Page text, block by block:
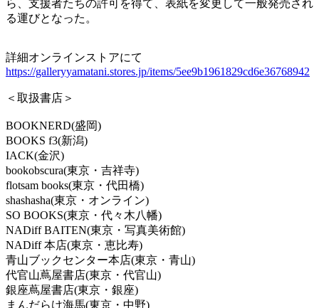
ら、支援者たちの許可を得て、表紙を変更して一般発売され
る運びとなった。
詳細オンラインストアにて
https://galleryyamatani.stores.jp/items/5ee9b1961829cd6e36768942
＜取扱書店＞
BOOKNERD(盛岡)
BOOKS f3(新潟)
IACK(金沢)
bookobscura(東京・吉祥寺)
flotsam books(東京・代田橋)
shashasha(東京・オンライン)
SO BOOKS(東京・代々木八幡)
NADiff BAITEN(東京・写真美術館)
NADiff 本店(東京・恵比寿)
青山ブックセンター本店(東京・青山)
代官山蔦屋書店(東京・代官山)
銀座蔦屋書店(東京・銀座)
まんだらけ海馬(東京・中野)